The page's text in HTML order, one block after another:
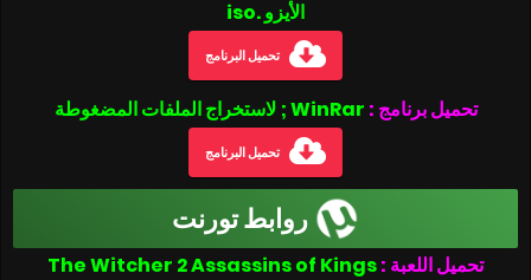
الأيزو .iso
تحميل البرنامج
تحميل برنامج : WinRar ; لاستخراج الملفات المضغوطة
تحميل البرنامج
روابط تورنت
تحميل اللعبة :The Witcher 2 Assassins of Kings